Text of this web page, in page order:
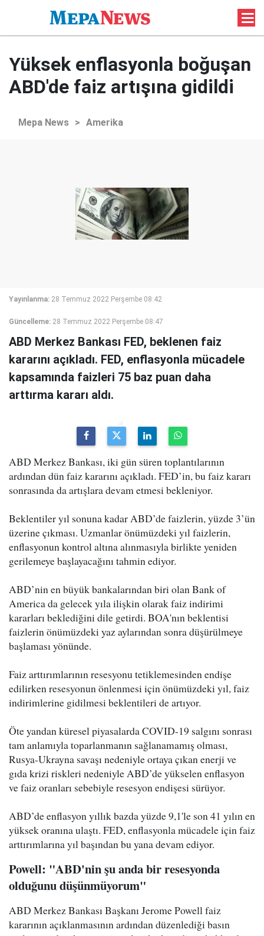
Yüksek enflasyonla boğuşan
ABD'de faiz artışına gidildi
Mepa News > Amerika
Yayınlanma: 28 Temmuz 2022 Perşembe 08:42
Güncelleme: 28 Temmuz 2022 Perşembe 08:47
ABD Merkez Bankası FED, beklenen faiz
kararını açıkladı. FED, enflasyonla mücadele
kapsamında faizleri 75 baz puan daha
arttırma kararı aldı.
ABD Merkez Bankası, iki gün süren toplantılarının
ardından dün faiz kararını açıkladı. FED’in, bu faiz kararı
sonrasında da artışlara devam etmesi bekleniyor.
Beklentiler yıl sonuna kadar ABD’de faizlerin, yüzde 3’ün
üzerine çıkması. Uzmanlar önümüzdeki yıl faizlerin,
enflasyonun kontrol altına alınmasıyla birlikte yeniden
gerilemeye başlayacağını tahmin ediyor.
ABD’nin en büyük bankalarından biri olan Bank of
America da gelecek yıla ilişkin olarak faiz indirimi
kararları beklediğini dile getirdi. BOA'nın beklentisi
faizlerin önümüzdeki yaz aylarından sonra düşürülmeye
başlaması yönünde.
Faiz arttırımlarının resesyonu tetiklemesinden endişe
edilirken resesyonun önlenmesi için önümüzdeki yıl, faiz
indirimlerine gidilmesi beklentileri de artıyor.
Öte yandan küresel piyasalarda COVID-19 salgını sonrası
tam anlamıyla toparlanmanın sağlanamamış olması,
Rusya-Ukrayna savaşı nedeniyle ortaya çıkan enerji ve
gıda krizi riskleri nedeniyle ABD’de yükselen enflasyon
ve faiz oranları sebebiyle resesyon endişesi sürüyor.
ABD’de enflasyon yıllık bazda yüzde 9,1'le son 41 yılın en
yüksek oranına ulaştı. FED, enflasyonla mücadele için faiz
arttırımlarına yıl başından bu yana devam ediyor.
Powell: "ABD'nin şu anda bir resesyonda
olduğunu düşünmüyorum"
ABD Merkez Bankası Başkanı Jerome Powell faiz
kararının açıklanmasının ardından düzenlediği basın